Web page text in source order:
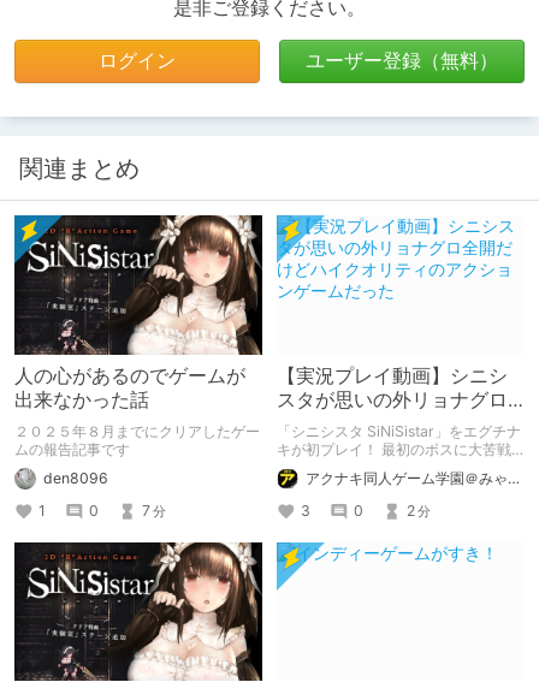
是非ご登録ください。
ログイン ユーザー登録（無料）
関連まとめ
人の心があるのでゲームが
出来なかった話
２０２５年８月までにクリアしたゲー
ムの報告記事です
den8096
1
0 7分
【実況プレイ動画】シニシ
スタが思いの外リョナグロ
全開だけどハイクオリティ
のアクションゲームだった
「シニシスタ SiNiSistar」をエグチナ
キが初プレイ！ 最初のボスに大苦戦
した結果……！？
アクナキ同人ゲーム学園＠みゃたろー
3
0 2分